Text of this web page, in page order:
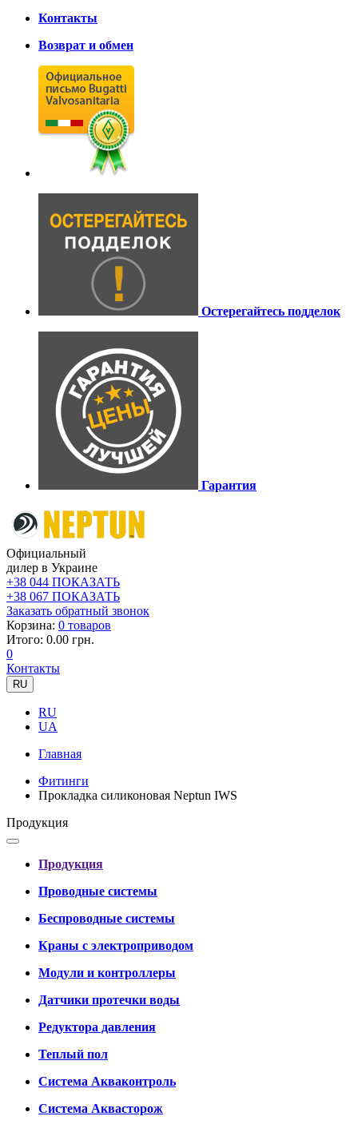
Контакты
Возврат и обмен
Остерегайтесь подделок
Гарантия
Официальный
дилер в Украине
+38 044 ПОКАЗАТЬ
+38 067 ПОКАЗАТЬ
Заказать обратный звонок
Корзина: 0 товаров
Итого: 0.00 грн.
0
Контакты
RU
RU
UA
Главная
Фитинги
Прокладка силиконовая Neptun IWS
Продукция
Продукция
Проводные системы
Беспроводные системы
Краны с электроприводом
Модули и контроллеры
Датчики протечки воды
Редуктора давления
Теплый пол
Система Акваконтроль
Система Аквасторож